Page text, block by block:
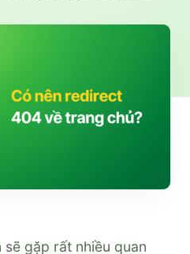
sẽ gặp rất nhiều quan